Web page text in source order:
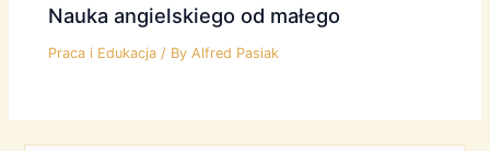
Nauka angielskiego od małego
Praca i Edukacja / ByAlfred Pasiak